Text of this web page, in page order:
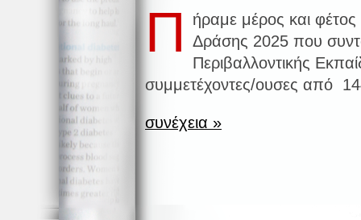
Π
ήραμε μέρος και
Δράσης 2025 που
Περιβαλλοντικής
συμμετέχοντες/ουσες από
συνέχεια »